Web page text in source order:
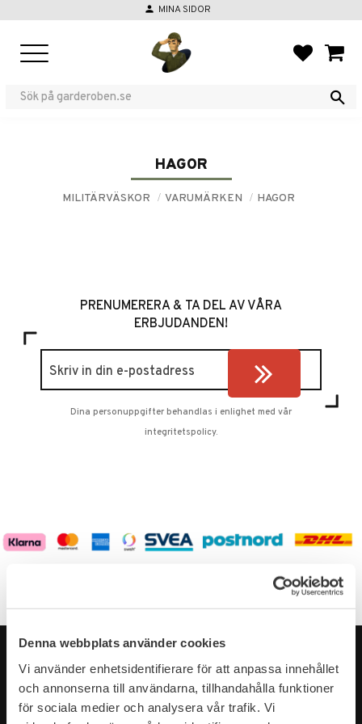
Denna webbplats använder cookies
Vi använder enhetsidentifierare för att anpassa innehållet
och annonserna till användarna, tillhandahålla funktioner
för sociala medier och analysera vår trafik. Vi
person MINA SIDOR
HAGOR
MILITÄRVÄSKOR VARUMÄRKEN HAGOR
PRENUMERERA & TA DEL AV VÅRA
ERBJUDANDEN!
Dina personuppgifter behandlas i enlighet med vår
integritetspolicy.